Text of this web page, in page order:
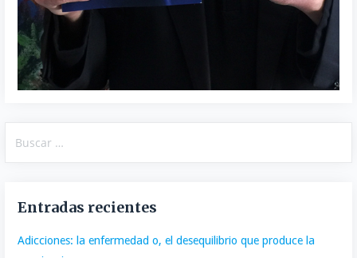
Entradas recientes
Adicciones: la enfermedad o, el desequilibrio que produce la